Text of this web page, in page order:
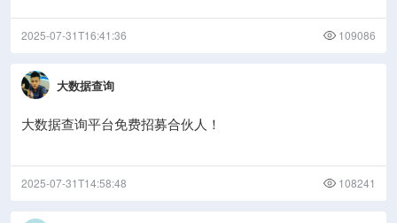
2025-07-31T16:41:36 109086
大数据查询
大数据查询平台免费招募合伙人！
2025-07-31T14:58:48 108241